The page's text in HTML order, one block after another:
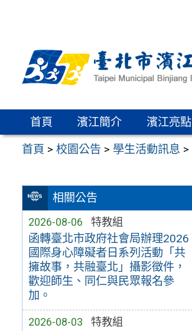
區
首頁 濱江簡介 濱江亮點
首頁 >校園公告 > 學生活動訊息 >
相關公告
2026-08-06 特教組
函轉臺北市政府社會局辦理2026
國際身心障礙者日系列活動「共
擁故事，共融臺北」攝影徵件，
歡迎師生、同仁與民眾報名參
加。
2026-08-03 特教組